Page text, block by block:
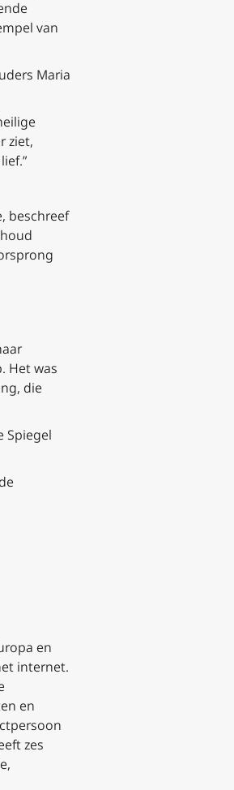
van
Maria
ziet,
beschreef
Het was
die
Spiegel
en
internet.
en
zes